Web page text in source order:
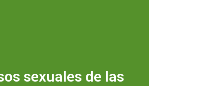
sexuales de las